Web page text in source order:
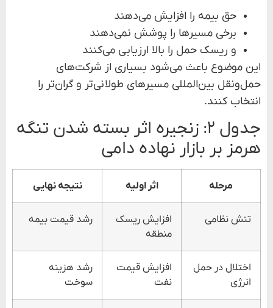
حق بیمه را افزایش می‌دهند
برخی مسیرها را پوشش نمی‌دهند
و ریسک حمل را بالا ارزیابی می‌کنند
این موضوع باعث می‌شود بسیاری از شرکت‌های
حمل‌ونقل بین‌المللی مسیرهای طولانی‌تر و گران‌تر را
انتخاب کنند.
جدول ۲: زنجیره اثر بسته شدن تنگه
هرمز بر بازار نهاده دامی
مرحله اثر اولیه نتیجه نهایی
تنش نظامی
افزایش ریسک
منطقه
رشد قیمت بیمه
اختلال در حمل
انرژی
افزایش قیمت
نفت
رشد هزینه
سوخت